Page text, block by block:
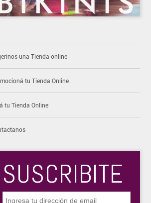
una Tienda online
tu Tienda Online
tu Tienda Online
SUSCRIBITE